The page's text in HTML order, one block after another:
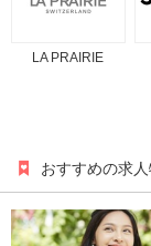
LA PRAIRIE
おすすめの求